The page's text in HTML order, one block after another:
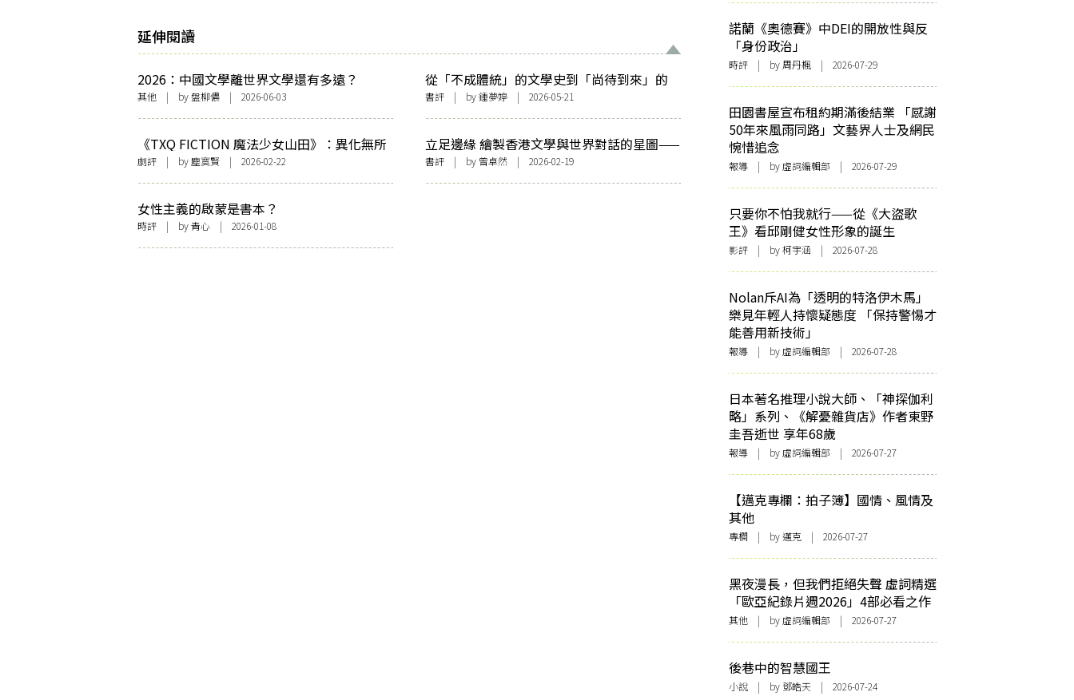
延伸閱讀
2026：中國文學離世界文學還有多遠？
其他 | by 盤柳儂 | 2026-06-03
從「不成體統」的文學史到「尚待到來」的
香港文學史：讀陳國球《文學史的書寫形態
與文化政治》
書評 | by 鍾夢婷 | 2026-05-21
《TXQ FICTION 魔法少女山田》：異化無所
不在的時代，那些潛藏在日常卻比鬼魅更纏
繞不去的「恐怖」
劇評 | by 塵寞賢 | 2026-02-22
立足邊緣 繪製香港文學與世界對話的星圖——
讀張歷君《文學的外邊》
書評 | by 曾卓然 | 2026-02-19
女性主義的啟蒙是書本？
時評 | by 青心 | 2026-01-08
諾蘭《奧德賽》中DEI的開放性與反
「身份政治」
時評 | by 周丹楓 | 2026-07-29
田園書屋宣布租約期滿後結業 「感謝
50年來風雨同路」文藝界人士及網民
惋惜追念
報導 | by 虛詞編輯部 | 2026-07-29
只要你不怕我就行——從《大盜歌
王》看邱剛健女性形象的誕生
影評 | by 柯宇涵 | 2026-07-28
Nolan斥AI為「透明的特洛伊木馬」
樂見年輕人持懷疑態度 「保持警惕才
能善用新技術」
報導 | by 虛詞編輯部 | 2026-07-28
日本著名推理小說大師、「神探伽利
略」系列、《解憂雜貨店》作者東野
圭吾逝世 享年68歲
報導 | by 虛詞編輯部 | 2026-07-27
【邁克專欄：拍子簿】國情、風情及
其他
專欄 | by邁克 | 2026-07-27
黑夜漫長，但我們拒絕失聲 虛詞精選
「歐亞紀錄片週2026」4部必看之作
其他 | by 虛詞編輯部 | 2026-07-27
後巷中的智慧國王
小說 | by 鄧皓天 | 2026-07-24